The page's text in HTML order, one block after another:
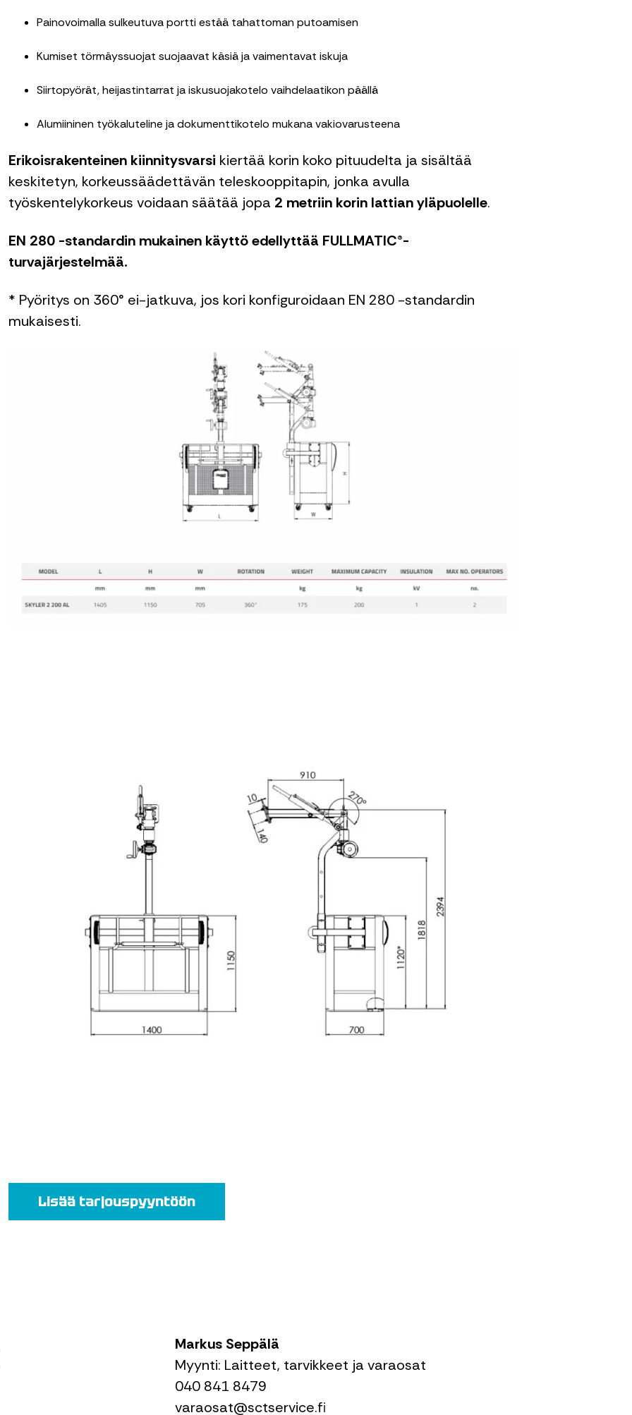
Painovoimalla sulkeutuva portti estää tahattoman putoamisen
Kumiset törmäyssuojat suojaavat käsiä ja vaimentavat iskuja
Siirtopyörät, heijastintarrat ja iskusuojakotelo vaihdelaatikon päällä
Alumiininen työkaluteline ja dokumenttikotelo mukana vakiovarusteena
Erikoisrakenteinen kiinnitysvarsi kiertää korin koko pituudelta ja sisältää
keskitetyn, korkeussäädettävän teleskooppitapin, jonka avulla
työskentelykorkeus voidaan säätää jopa 2 metriin korin lattian yläpuolelle.
EN 280 -standardin mukainen käyttö edellyttää FULLMATIC®-
turvajärjestelmää.
* Pyöritys on 360° ei-jatkuva, jos kori konfiguroidaan EN 280 -standardin
mukaisesti.
Lisää tarjouspyyntöön
Markus Seppälä
Myynti: Laitteet, tarvikkeet ja varaosat
040 841 8479
varaosat@sctservice.fi